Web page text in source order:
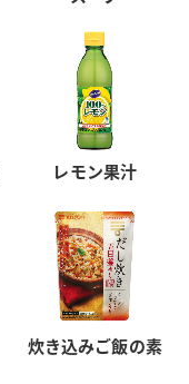
レモン果汁
炊き込みご飯の素